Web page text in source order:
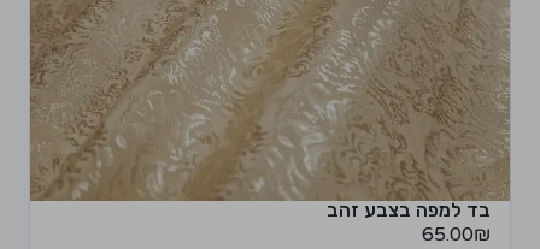
בד למפה בצבע זהב
65.00₪